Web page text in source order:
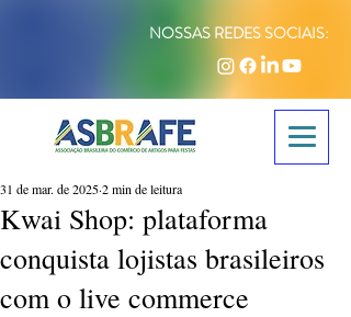
NOSSAS REDES SOCIAIS:
Kwai Shop: plataforma
conquista lojistas brasileiros
com o live commerce
31 de mar. de 20252 min de leitura